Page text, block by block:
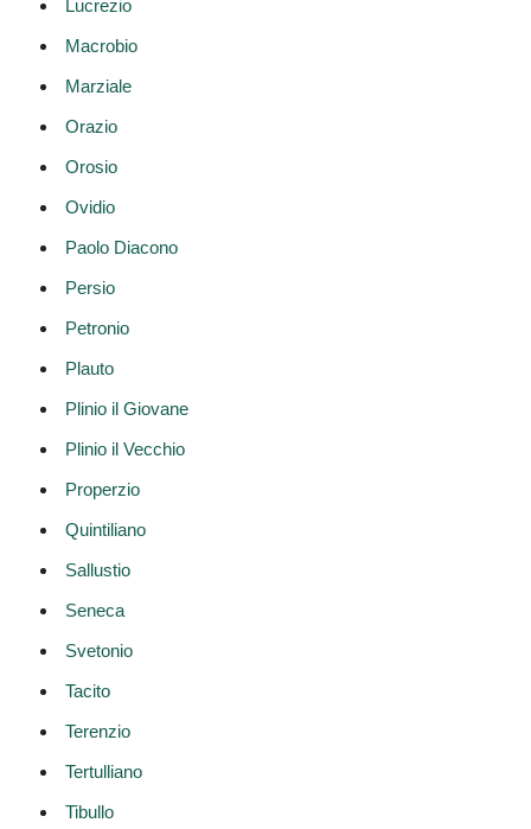
Lucrezio
Macrobio
Marziale
Orazio
Orosio
Ovidio
Paolo Diacono
Persio
Petronio
Plauto
Plinio il Giovane
Plinio il Vecchio
Properzio
Quintiliano
Sallustio
Seneca
Svetonio
Tacito
Terenzio
Tertulliano
Tibullo